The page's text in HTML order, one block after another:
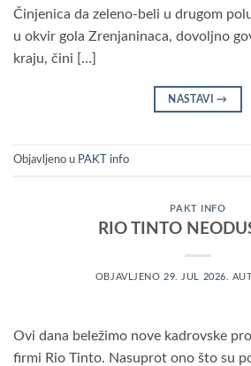
Činjenica da zeleno-beli u drugom
u okvir gola Zrenjaninaca, dovoljno
kraju, čini […]
NASTAVI→
Objavljeno u PAKT info
PAKT INFO
RIO TINTO
OBJAVLJENO 29. JUL 2026.
Ovi dana beležimo nove kadrovske
firmi Rio Tinto. Nasuprot ono što su